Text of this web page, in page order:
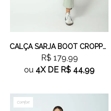
CALÇA SARJA BOOT CROPPED VERDE CLARO
R$ 179,99
ou 4XDE R$ 44,99
Comfort